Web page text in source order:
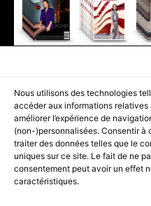
Nous utilisons des technologies
accéder aux informations
améliorer l’expérience de
(non-)personnalisées. Consentir à
traiter des données telles que le
uniques sur ce site. Le fait de ne
consentement peut avoir un effet
caractéristiques.
PART OF THEAMILCAR
ACCUEIL BEST OF
SHOPPING &